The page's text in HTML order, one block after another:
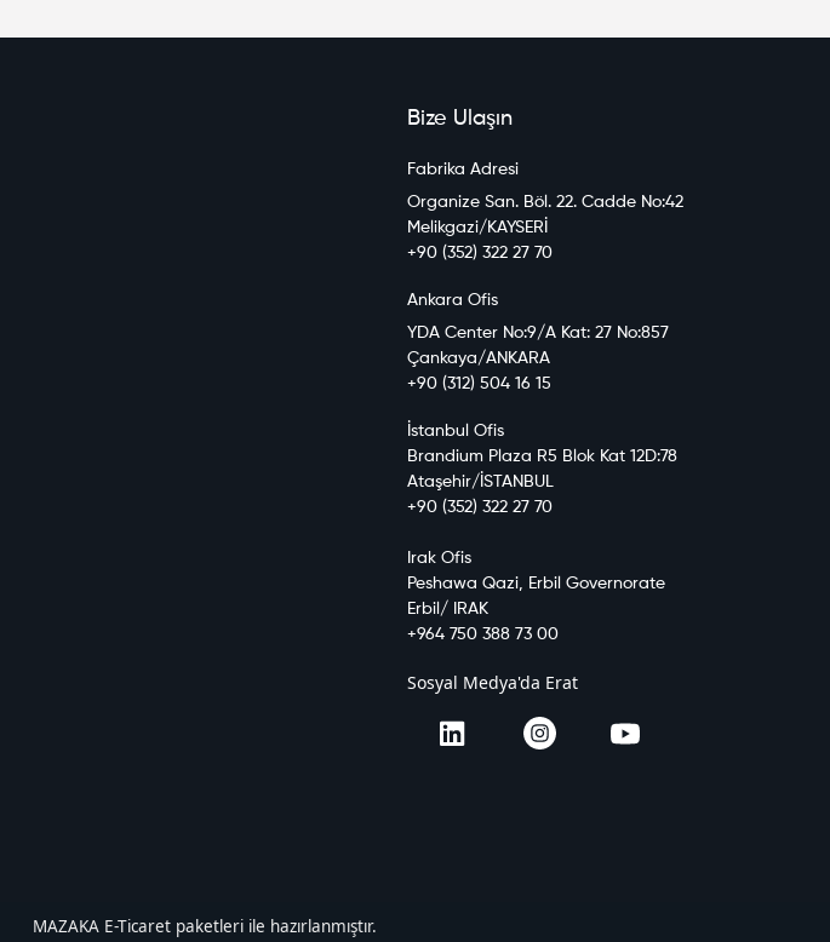
Bize Ulaşın
Fabrika Adresi
Organize San. Böl. 22. Cadde No:42
Melikgazi/KAYSERİ
+90 (352) 322 27 70
Ankara Ofis
YDA Center No:9/A Kat: 27 No:857
Çankaya/ANKARA
+90 (312) 504 16 15
İstanbul Ofis
Brandium Plaza R5 Blok Kat 12D:78
Ataşehir/İSTANBUL
+90 (352) 322 27 70
Irak Ofis
Peshawa Qazi, Erbil Governorate
Erbil/ IRAK
+964 750 388 73 00
Sosyal Medya'da Erat
MAZAKA E-Ticaret paketleri ile hazırlanmıştır.